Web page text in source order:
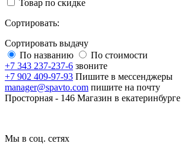
Товар по скидке
Сортировать:
Сортировать выдачу
По названию
По стоимости
+7 343 237-237-6 звоните
+7 902 409-97-93 Пишите в мессенджеры
manager@spavto.com пишите на почту
Просторная - 146 Магазин в екатеринбурге
Мы в соц. сетях